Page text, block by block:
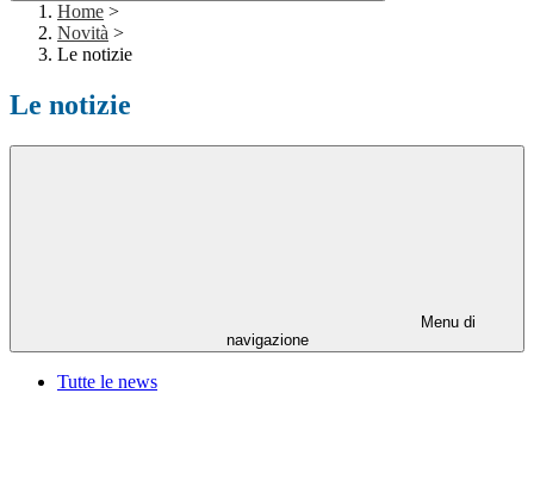
Home >
Novità >
Le notizie
Le notizie
Menu di
navigazione
Tutte le news